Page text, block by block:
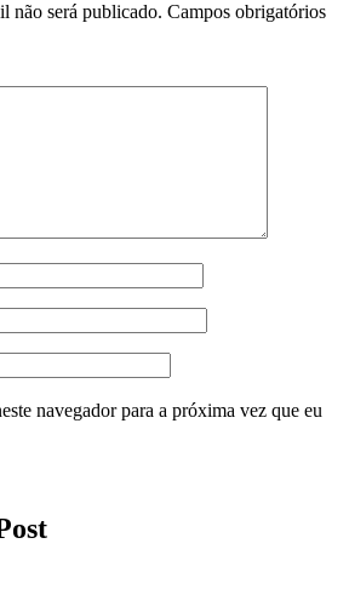
não será publicado. Campos obrigatórios
navegador para a próxima vez que eu